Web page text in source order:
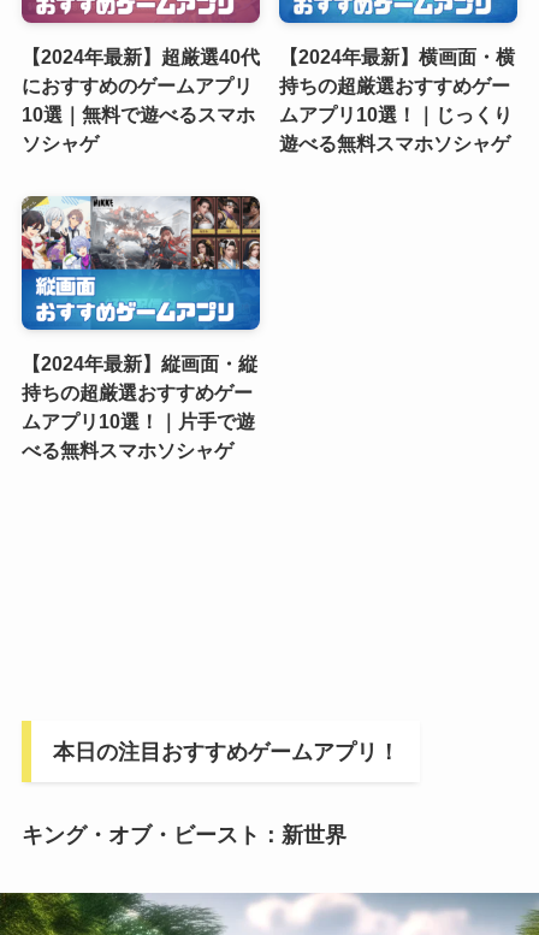
【2024年最新】超厳選40代
におすすめのゲームアプリ
10選｜無料で遊べるスマホ
ソシャゲ
【2024年最新】横画面・横
持ちの超厳選おすすめゲー
ムアプリ10選！｜じっくり
遊べる無料スマホソシャゲ
【2024年最新】縦画面・縦
持ちの超厳選おすすめゲー
ムアプリ10選！｜片手で遊
べる無料スマホソシャゲ
本日の注目おすすめゲームアプリ！
キング・オブ・ビースト：新世界